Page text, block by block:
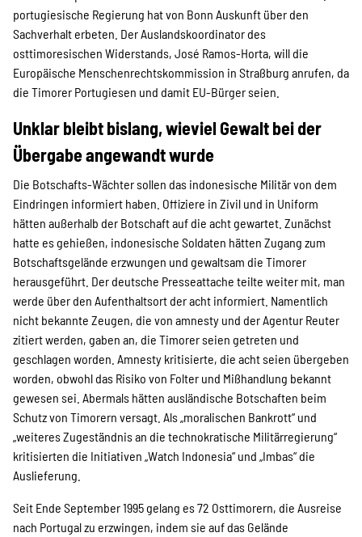
Über uns
Transparenz
Kontakt
english
Indonesian
Suche
portugiesische Regierung hat von Bonn Auskunft über den
Sachverhalt erbeten. Der Auslandskoordinator des
osttimoresischen Widerstands, José Ramos-Horta, will die
Europäische Menschenrechtskommission in Straßburg anrufen, da
die Timorer Portugiesen und damit EU-Bürger seien.
Unklar bleibt bislang, wieviel Gewalt bei der
Übergabe angewandt wurde
Die Botschafts-Wächter sollen das indonesische Militär von dem
Eindringen informiert haben. Offiziere in Zivil und in Uniform
hätten außerhalb der Botschaft auf die acht gewartet. Zunächst
hatte es gehießen, indonesische Soldaten hätten Zugang zum
Botschaftsgelände erzwungen und gewaltsam die Timorer
herausgeführt. Der deutsche Presseattache teilte weiter mit, man
werde über den Aufenthaltsort der acht informiert. Namentlich
nicht bekannte Zeugen, die von amnesty und der Agentur Reuter
zitiert werden, gaben an, die Timorer seien getreten und
geschlagen worden. Amnesty kritisierte, die acht seien übergeben
worden, obwohl das Risiko von Folter und Mißhandlung bekannt
gewesen sei. Abermals hätten ausländische Botschaften beim
Schutz von Timorern versagt. Als „moralischen Bankrott“ und
„weiteres Zugeständnis an die technokratische Militärregierung“
kritisierten die Initiativen „Watch Indonesia“ und „Imbas“ die
Auslieferung.
Seit Ende September 1995 gelang es 72 Osttimorern, die Ausreise
nach Portugal zu erzwingen, indem sie auf das Gelände